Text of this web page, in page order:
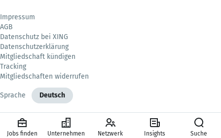
Impressum
AGB
Datenschutz bei XING
Datenschutzerklärung
Mitgliedschaft kündigen
Tracking
Mitgliedschaften widerrufen
Sprache Deutsch
Jobs finden Unternehmen Netzwerk Insights Suche